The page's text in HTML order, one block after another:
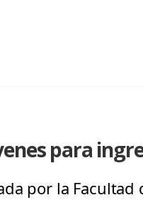
para
por la